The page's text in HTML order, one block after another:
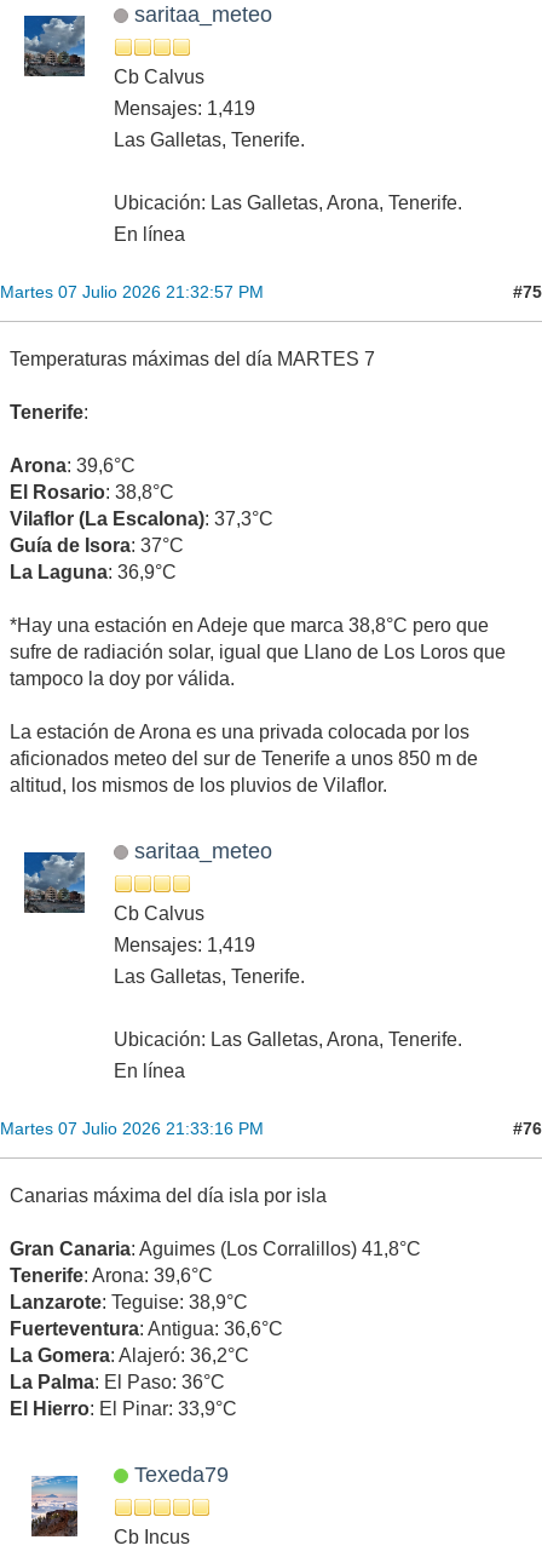
saritaa_meteo
Cb Calvus
Mensajes: 1,419
Las Galletas, Tenerife.
Ubicación: Las Galletas, Arona, Tenerife.
En línea
Martes 07 Julio 2026 21:32:57 PM #75
Temperaturas máximas del día MARTES 7
Tenerife:
Arona: 39,6°C
El Rosario: 38,8°C
Vilaflor (La Escalona): 37,3°C
Guía de Isora: 37°C
La Laguna: 36,9°C
*Hay una estación en Adeje que marca 38,8°C pero que
sufre de radiación solar, igual que Llano de Los Loros que
tampoco la doy por válida.
La estación de Arona es una privada colocada por los
aficionados meteo del sur de Tenerife a unos 850 m de
altitud, los mismos de los pluvios de Vilaflor.
saritaa_meteo
Cb Calvus
Mensajes: 1,419
Las Galletas, Tenerife.
Ubicación: Las Galletas, Arona, Tenerife.
En línea
Martes 07 Julio 2026 21:33:16 PM #76
Canarias máxima del día isla por isla
Gran Canaria: Aguimes (Los Corralillos) 41,8°C
Tenerife: Arona: 39,6°C
Lanzarote: Teguise: 38,9°C
Fuerteventura: Antigua: 36,6°C
La Gomera: Alajeró: 36,2°C
La Palma: El Paso: 36°C
El Hierro: El Pinar: 33,9°C
Texeda79
Cb Incus